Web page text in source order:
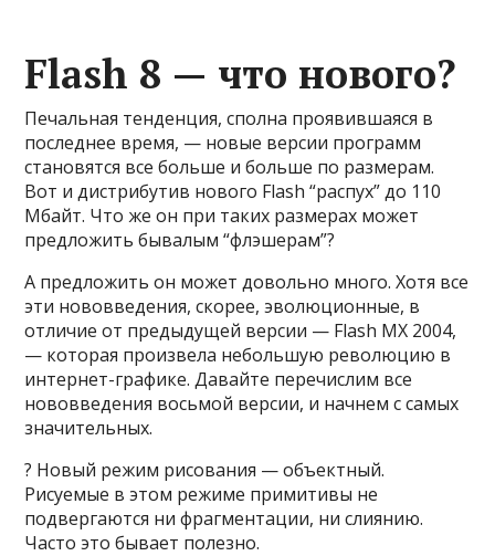
Flash 8 — что нового?
Печальная тенденция, сполна проявившаяся в
последнее время, — новые версии программ
становятся все больше и больше по размерам.
Вот и дистрибутив нового Flash “распух” до 110
Мбайт. Что же он при таких размерах может
предложить бывалым “флэшерам”?
А предложить он может довольно много. Хотя все
эти нововведения, скорее, эволюционные, в
отличие от предыдущей версии — Flash MX 2004,
— которая произвела небольшую революцию в
интернет-графике. Давайте перечислим все
нововведения восьмой версии, и начнем с самых
значительных.
? Новый режим рисования — объектный.
Рисуемые в этом режиме примитивы не
подвергаются ни фрагментации, ни слиянию.
Часто это бывает полезно.